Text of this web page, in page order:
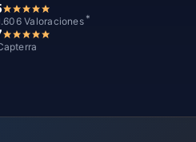
Valoraciones *